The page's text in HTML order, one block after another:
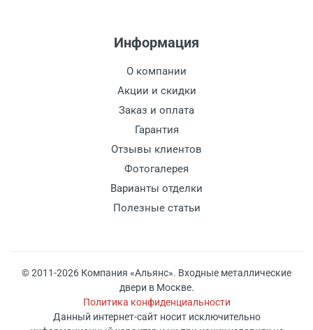
Информация
О компании
Акции и скидки
Заказ и оплата
Гарантия
Отзывы клиентов
Фотогалерея
Варианты отделки
Полезные статьи
© 2011-2026 Компания «Альянс». Входные металлические
двери в Москве.
Политика конфиденциальности
Данный интернет-сайт носит исключительно